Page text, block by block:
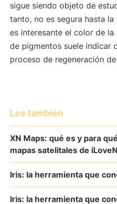
sigue siendo objeto de
tanto, no es segura hasta
es interesante el color de
de pigmentos suele indicar
proceso de regeneración
Lee también
XN Maps: qué es y para
mapas satelitales de
Iris: la herramienta que
Iris: la herramienta que